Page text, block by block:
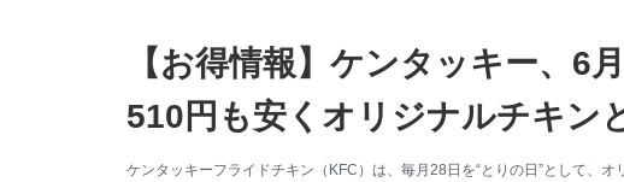
【お得情報】ケンタッキー、6
510円も安くオリジナルチキン
ケンタッキーフライドチキン（KFC）は、毎月28日を“とりの日”として、